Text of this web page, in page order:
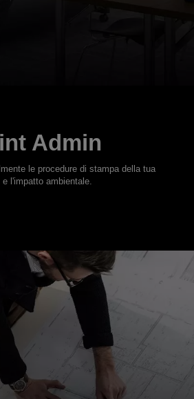
Admin
le procedure di stampa della tua
l'impatto ambientale.